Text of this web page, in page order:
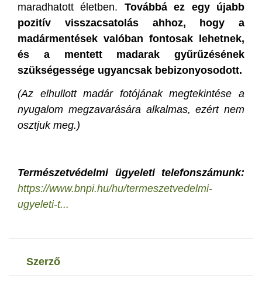
maradhatott életben. Továbbá ez egy újabb
pozitív visszacsatolás ahhoz, hogy a
madármentések valóban fontosak lehetnek,
és a mentett madarak gyűrűzésének
szükségessége ugyancsak bebizonyosodott.
(Az elhullott madár fotójának megtekintése a
nyugalom megzavarására alkalmas, ezért nem
osztjuk meg.)
Természetvédelmi ügyeleti telefonszámunk:
https://www.bnpi.hu/hu/termeszetvedelmi-
ugyeleti-t...
szerző